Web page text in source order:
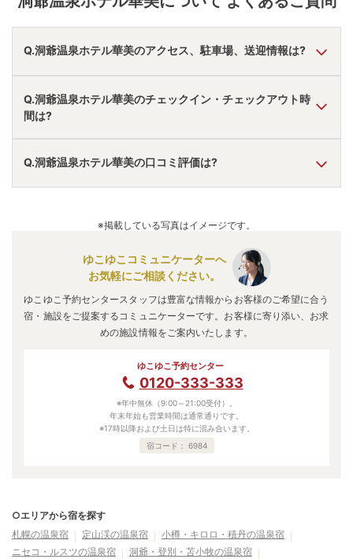
Q.洞爺温泉ホテル華美のアクセス、駐車場、送迎情報は?
A. 車で虻田洞爺湖ＩＣより9分。
駐車場あり。
アクセス情報の詳細は
Q.洞爺温泉ホテル華美のチェックイン・チェックアウト時
間は?
A. チェックインは 15:00~23:00、チェックアウトは〜
です。
※プランによって異なる場合があります。
Q.洞爺温泉ホテル華美の口コミ評価は?
最も高いです。
口コミ情報の詳細は
こちら。
※掲載している写真はイメージです。
ゆこゆこコミュニケーターへ
お気軽にご相談ください。
ゆこゆこ予約センタースタッフは豊富な情報からお客様のご希望に合う
宿・施設をご提案するコミュニケーターです。お客様に寄り添い、お求
めの施設情報をご案内いたします。
ゆこゆこ予約センター
0120-333-333
※年中無休（9:00～21:00受付）。
年末年始も営業時間は通常通りです。
※17時以降および土日は特に混み合います。
宿コード： 6984
○エリアから宿を探す
札幌の温泉宿
定山渓の温泉宿
小樽・キロロ・積丹の温泉宿
ニセコ・ルスツの温泉宿
洞爺・登別・苫小牧の温泉宿